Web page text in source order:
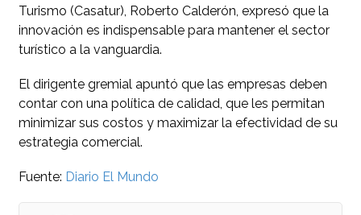
Turismo (Casatur), Roberto Calderón, expresó que la
innovación es indispensable para mantener el sector
turístico a la vanguardia.
El dirigente gremial apuntó que las empresas deben
contar con una política de calidad, que les permitan
minimizar sus costos y maximizar la efectividad de su
estrategia comercial.
Fuente: Diario El Mundo